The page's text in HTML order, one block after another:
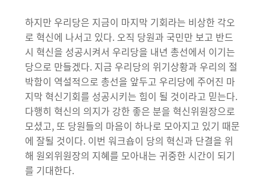
하지만 우리당은 지금이 마지막 기회라는 비상한 각오
로 혁신에 나서고 있다. 오직 당원과 국민만 보고 반드
시 혁신을 성공시켜서 우리당을 내년 총선에서 이기는
당으로 만들겠다. 지금 우리당의 위기상황과 우리의 절
박함이 역설적으로 총선을 앞두고 우리당에 주어진 마
지막 혁신기회를 성공시키는 힘이 될 것이라고 믿는다.
다행히 혁신의 의지가 강한 좋은 분을 혁신위원장으로
모셨고, 또 당원들의 마음이 하나로 모아지고 있기 때문
에 잘될 것이다. 이번 워크숍이 당의 혁신과 단결을 위
해 원외위원장의 지혜를 모아내는 귀중한 시간이 되기
를 기대한다.